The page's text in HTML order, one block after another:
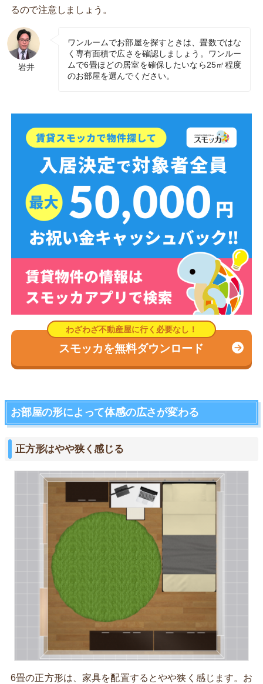
るので注意しましょう。
岩井
ワンルームでお部屋を探すときは、畳数ではな
く専有面積で広さを確認しましょう。ワンルー
ムで6畳ほどの居室を確保したいなら25㎡程度
のお部屋を選んでください。
スモッカを無料ダウンロード
お部屋の形によって体感の広さが変わる
正方形はやや狭く感じる
6畳の正方形は、家具を配置するとやや狭く感じます。お